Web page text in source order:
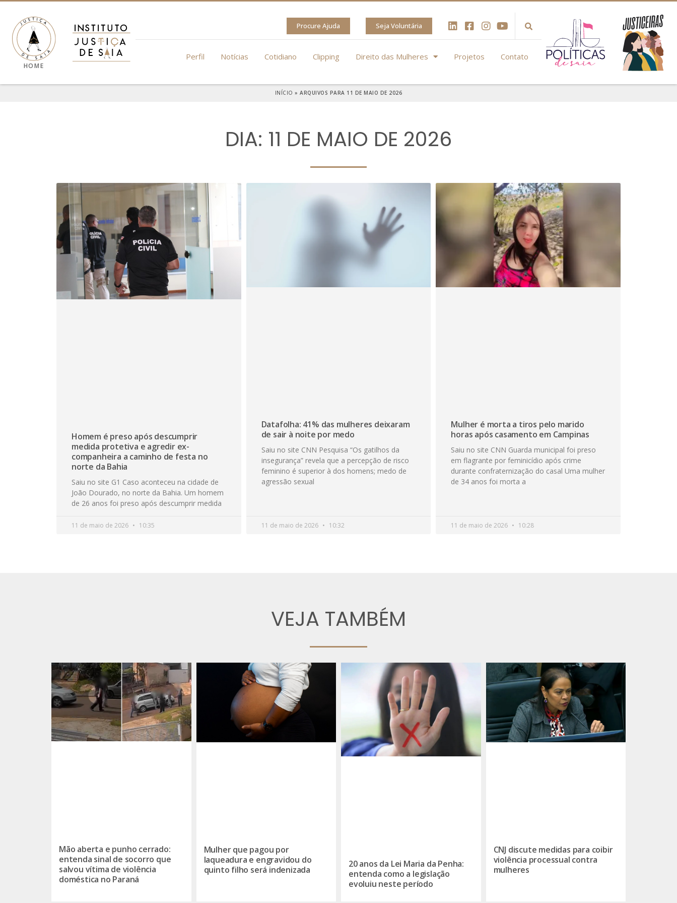
HOME
Procure Ajuda Seja Voluntária
Perfil Notícias Cotidiano Clipping Direito das Mulheres Projetos Contato
INÍCIO »ARQUIVOS PARA 11 DE MAIO DE 2026
DIA: 11 DE MAIO DE 2026
Homem é preso após descumprir
medida protetiva e agredir ex-
companheira a caminho de festa no
norte da Bahia
Saiu no site G1 Caso aconteceu na cidade de
João Dourado, no norte da Bahia. Um homem
de 26 anos foi preso após descumprir medida
11 de maio de 2026 10:35
Datafolha: 41% das mulheres deixaram
de sair à noite por medo
Saiu no site CNN Pesquisa “Os gatilhos da
insegurança” revela que a percepção de risco
feminino é superior à dos homens; medo de
agressão sexual
11 de maio de 2026 10:32
Mulher é morta a tiros pelo marido
horas após casamento em Campinas
Saiu no site CNN Guarda municipal foi preso
em flagrante por feminicídio após crime
durante confraternização do casal Uma mulher
de 34 anos foi morta a
11 de maio de 2026 10:28
VEJA TAMBÉM
Mão aberta e punho cerrado:
entenda sinal de socorro que
salvou vítima de violência
doméstica no Paraná
Mulher que pagou por
laqueadura e engravidou do
quinto filho será indenizada
20 anos da Lei Maria da Penha:
entenda como a legislação
evoluiu neste período
CNJ discute medidas para coibir
violência processual contra
mulheres